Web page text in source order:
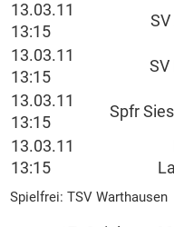
13.03.11
13:15
13.03.11
13:15
SV
13.03.11
13:15
Spfr
13.03.11
13:15
Spielfrei: TSV Warthausen